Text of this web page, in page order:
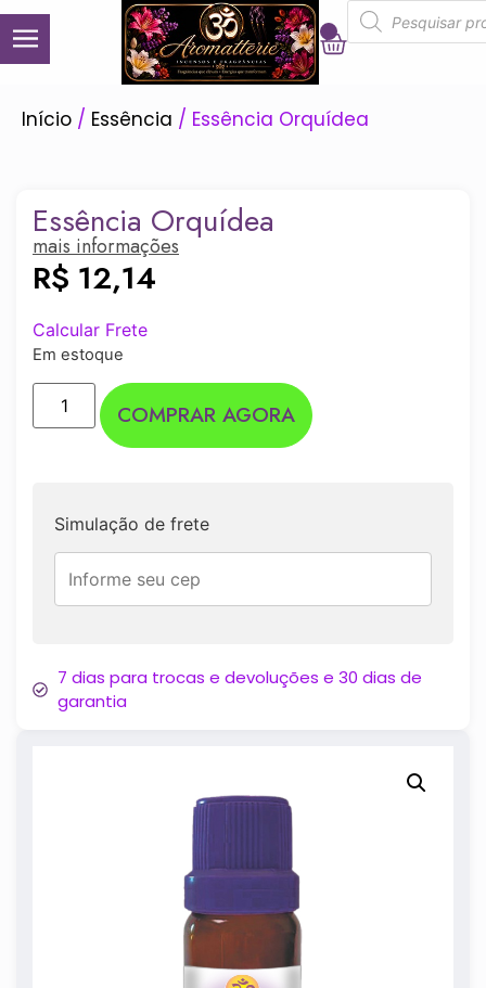
Início / Essência / Essência Orquídea
Essência Orquídea
mais informações
R$ 12,14
Calcular Frete
Em estoque
COMPRAR AGORA
Simulação de frete
7 dias para trocas e devoluções e 30 dias de
garantia